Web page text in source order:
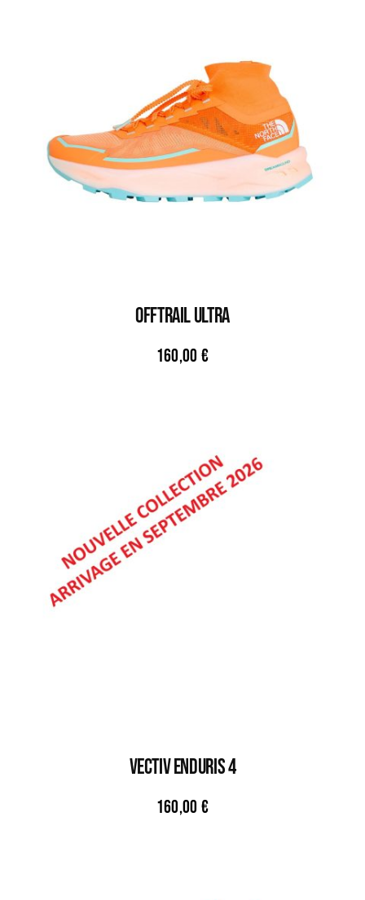
OFFTRAIL ULTRA
160,00 €
VECTIV ENDURIS 4
160,00 €